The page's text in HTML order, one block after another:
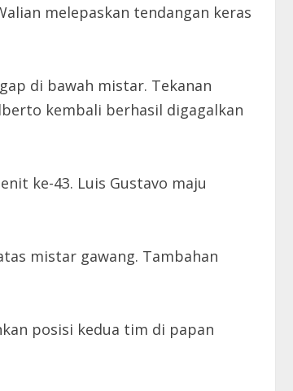
melepaskan tendangan keras
di bawah mistar. Tekanan
kembali berhasil digagalkan
ke-43. Luis Gustavo maju
mistar gawang. Tambahan
posisi kedua tim di papan